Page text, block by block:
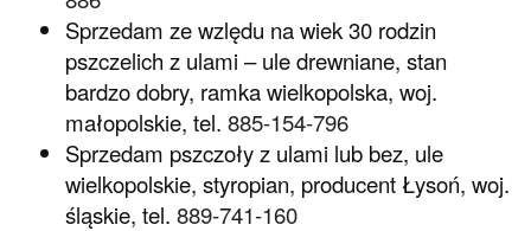
Sprzedam ze wzlędu na wiek 30 rodzin
pszczelich z ulami – ule drewniane, stan
bardzo dobry, ramka wielkopolska, woj.
małopolskie, tel. 885-154-796
Sprzedam pszczoły z ulami lub bez, ule
wielkopolskie, styropian, producent Łysoń, woj.
śląskie, tel. 889-741-160